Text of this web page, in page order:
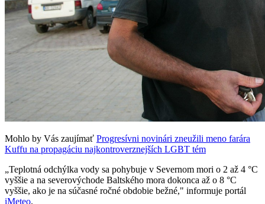
Mohlo by Vás zaujímať Progresívni novinári zneužili meno farára
Kuffu na propagáciu najkontroverznejších LGBT tém
„Teplotná odchýlka vody sa pohybuje v Severnom mori o 2 až 4 °C
vyššie a na severovýchode Baltského mora dokonca až o 8 °C
vyššie, ako je na súčasné ročné obdobie bežné," informuje portál
iMeteo.